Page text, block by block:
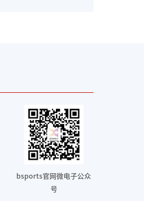
bsports官网微电子公众
号